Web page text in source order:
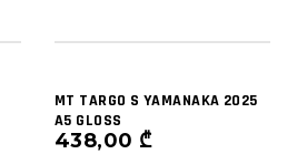
MT TARGO S YAMANAKA 2025
A5 GLOSS
438,00 ₾